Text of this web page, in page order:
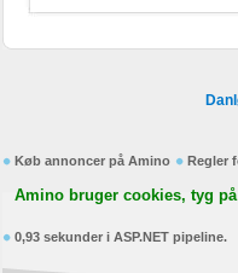
Køb annoncer på Amino Regler
Amino bruger cookies, tyg
0,93 sekunder i ASP.NET pipeline.